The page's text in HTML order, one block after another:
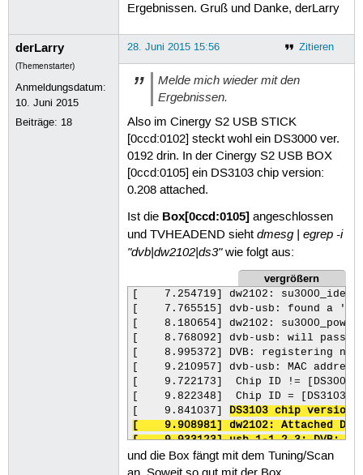
234
235
236
237
239
240
241
242
243
244
245
246
247
248
249
251
252
264
265
267
Ergebnissen. Gruß und Danke, derLarry
derLarry
(Themenstarter)
Anmeldungsdatum:
10. Juni 2015
Beiträge: 18
Zitieren
28. Juni 2015 15:56
Melde mich wieder mit den
Ergebnissen.
Also im Cinergy S2 USB STICK
[0ccd:0102] steckt wohl ein DS3000 ver.
0192 drin. In der Cinergy S2 USB BOX
[0ccd:0105] ein DS3103 chip version:
0.208 attached.
Ist die Box[0ccd:0105] angeschlossen
und TVHEADEND sieht dmesg | egrep -i
"dvb|dw2102|ds3"wie folgt aus:
vergrößern
[    7.254719] dw2102:
[    7.765515] dvb-usb: found a
[    8.180654] dw2102:
[    8.768092] dvb-usb: will pass
[    8.995372] DVB: registering new
[    9.210957] dvb-usb: MAC
[    9.722173]  Chip ID !=
[    9.822348]  Chip ID = [DS3103]!
[    9.841037]
DS3103 chip
[    9.908981] dw2102: Attached
[    9.933123] usb 1-1.2.3: DVB:
[    9.967703] input: IR-receiver
[   10.008606] dvb-usb: schedule
und die Box fängt mit dem Tuning/Scan